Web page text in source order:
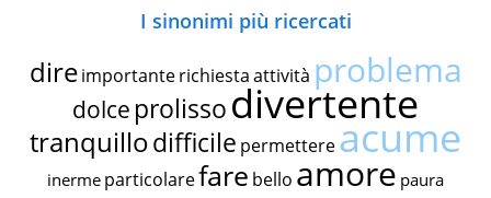
I sinonimi più ricercati
dire importante richiestaattività problema
dolce prolissodivertente
tranquillodifficile permettereacume
inerme particolarefare bello amore paura